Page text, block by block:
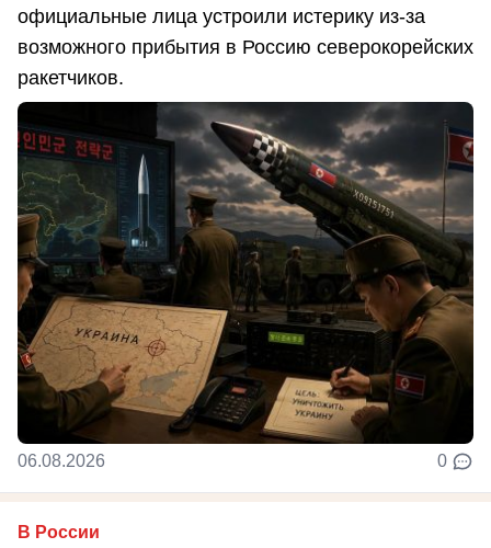
официальные лица устроили истерику из-за
возможного прибытия в Россию северокорейских
ракетчиков.
06.08.2026 0
В России